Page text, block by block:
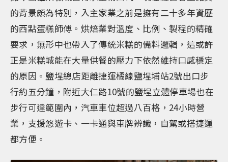
的背景頗為特別，入主家業之前是擁有二十多年資歷
的西點蛋糕師傅。烘焙業對溫度、比例、製程的精確
要求，無形中也帶入了傳統米糕的備料邏輯，這或許
正是米糕城能在大量供餐的壓力下依然維持口感穩定
的原因。鹽埕總店距離捷運橘線鹽埕埔站2號出口步
行約五分鐘，附近大仁路10號的鹽埕立體停車場也在
步行可達範圍內，汽車車位超過八百格，24小時營
業，支援悠遊卡、一卡通與車牌辨識，自駕或搭捷運
都方便。